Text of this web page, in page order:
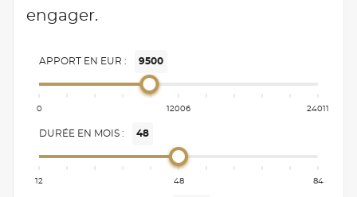
engager.
APPORT EN EUR : 9500
0 12006 24011
DURÉE EN MOIS : 48
12 48 84